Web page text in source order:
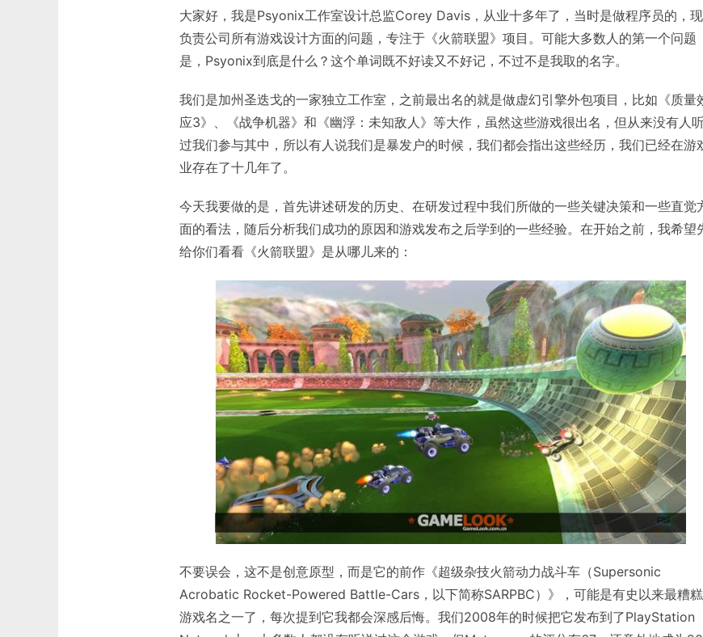
大家好，我是Psyonix工作室设计总监Corey Davis，从业十多年了，当时是做程序员的，
负责公司所有游戏设计方面的问题，专注于《火箭联盟》项目。可能大多数人的第一个问题
是，Psyonix到底是什么？这个单词既不好读又不好记，不过不是我取的名字。
我们是加州圣迭戈的一家独立工作室，之前最出名的就是做虚幻引擎外包项目，比如《质量
应3》、《战争机器》和《幽浮：未知敌人》等大作，虽然这些游戏很出名，但从来没有人
过我们参与其中，所以有人说我们是暴发户的时候，我们都会指出这些经历，我们已经在游
业存在了十几年了。
今天我要做的是，首先讲述研发的历史、在研发过程中我们所做的一些关键决策和一些直觉
面的看法，随后分析我们成功的原因和游戏发布之后学到的一些经验。在开始之前，我希望
给你们看看《火箭联盟》是从哪儿来的：
不要误会，这不是创意原型，而是它的前作《超级杂技火箭动力战斗车（Supersonic
Acrobatic Rocket-Powered Battle-Cars，以下简称SARPBC）》，可能是有史以来最糟
游戏名之一了，每次提到它我都会深感后悔。我们2008年的时候把它发布到了PlayStation